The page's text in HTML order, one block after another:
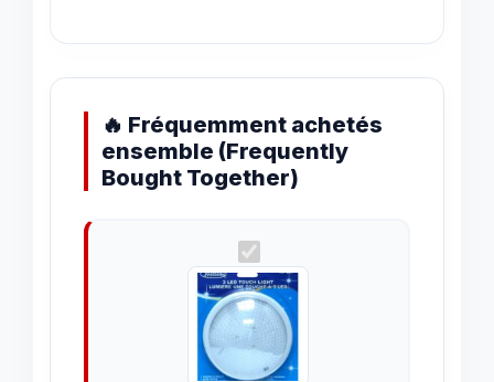
🔥 Fréquemment achetés
ensemble (Frequently
Bought Together)